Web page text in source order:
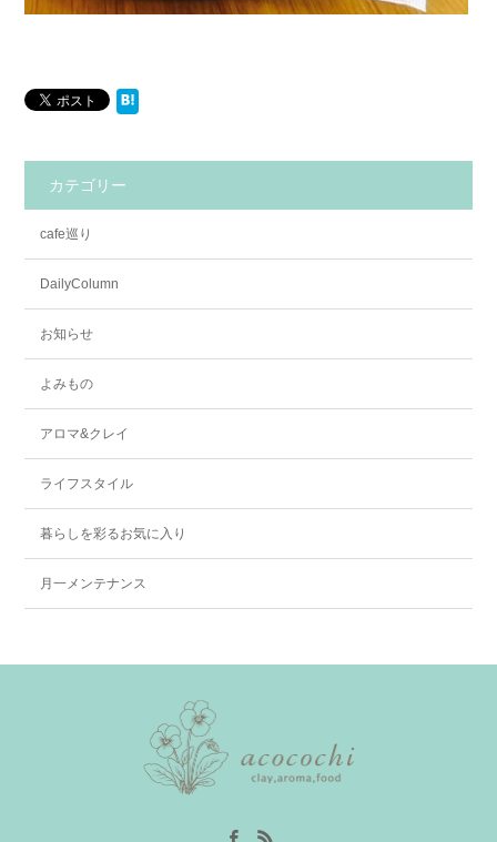
カテゴリー
cafe巡り
DailyColumn
お知らせ
よみもの
アロマ&クレイ
ライフスタイル
暮らしを彩るお気に入り
月一メンテナンス